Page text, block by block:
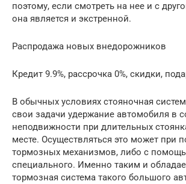
поэтому, если смотреть на нее и с
она является и экстренной.
Распродажа новых внедорожников
Кредит 9.9%, рассрочка 0%, скидки,
В обычных условиях стояночная
свои задачи удержание автомобиля в
неподвижности при длительных
месте. Осуществляться это может при
тормозных механизмов, либо с
специального. Именно таким и
тормозная система такого большого